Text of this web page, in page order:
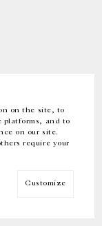
on the site, to
platforms, and to
on our site.
require your
Customize